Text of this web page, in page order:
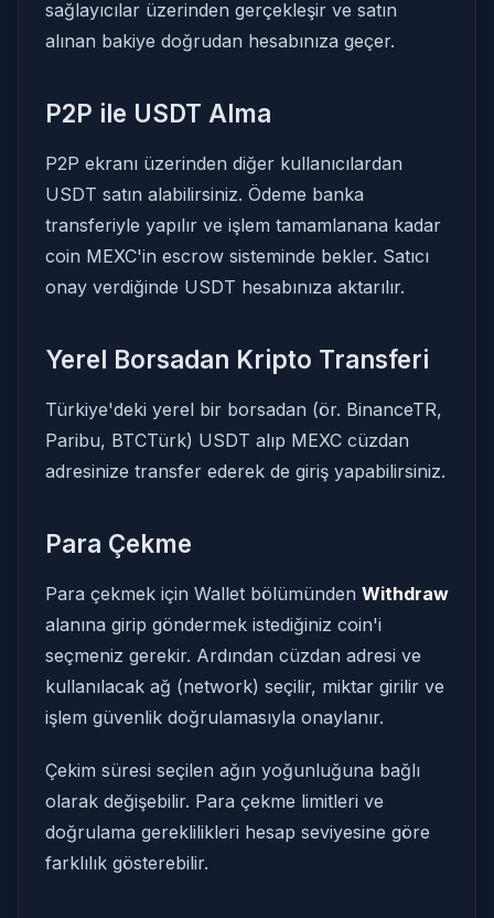
sağlayıcılar üzerinden gerçekleşir ve satın
alınan bakiye doğrudan hesabınıza geçer.
P2P ile USDT Alma
P2P ekranı üzerinden diğer kullanıcılardan
USDT satın alabilirsiniz. Ödeme banka
transferiyle yapılır ve işlem tamamlanana kadar
coin MEXC'in escrow sisteminde bekler. Satıcı
onay verdiğinde USDT hesabınıza aktarılır.
Yerel Borsadan Kripto Transferi
Türkiye'deki yerel bir borsadan (ör. BinanceTR,
Paribu, BTCTürk) USDT alıp MEXC cüzdan
adresinize transfer ederek de giriş yapabilirsiniz.
Para Çekme
Para çekmek için Wallet bölümünden Withdraw
alanına girip göndermek istediğiniz coin'i
seçmeniz gerekir. Ardından cüzdan adresi ve
kullanılacak ağ (network) seçilir, miktar girilir ve
işlem güvenlik doğrulamasıyla onaylanır.
Çekim süresi seçilen ağın yoğunluğuna bağlı
olarak değişebilir. Para çekme limitleri ve
doğrulama gereklilikleri hesap seviyesine göre
farklılık gösterebilir.